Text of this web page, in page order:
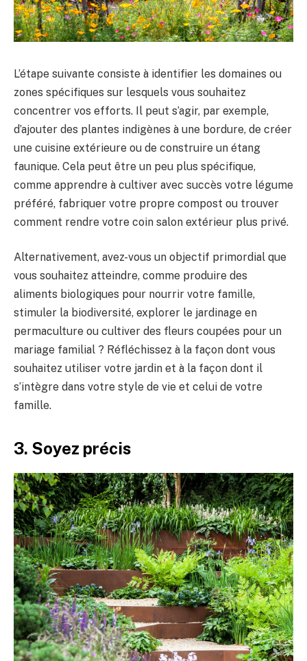
L’étape suivante consiste à identifier les domaines ou
zones spécifiques sur lesquels vous souhaitez
concentrer vos efforts. Il peut s’agir, par exemple,
d’ajouter des plantes indigènes à une bordure, de créer
une cuisine extérieure ou de construire un étang
faunique. Cela peut être un peu plus spécifique,
comme apprendre à cultiver avec succès votre légume
préféré, fabriquer votre propre compost ou trouver
comment rendre votre coin salon extérieur plus privé.
Alternativement, avez-vous un objectif primordial que
vous souhaitez atteindre, comme produire des
aliments biologiques pour nourrir votre famille,
stimuler la biodiversité, explorer le jardinage en
permaculture ou cultiver des fleurs coupées pour un
mariage familial ? Réfléchissez à la façon dont vous
souhaitez utiliser votre jardin et à la façon dont il
s’intègre dans votre style de vie et celui de votre
famille.
3. Soyez précis